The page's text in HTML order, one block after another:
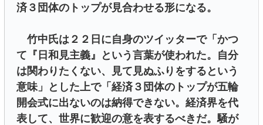
済３団体のトップが見合わせる形になる。
竹中氏は２２日に自身のツイッターで「かつ
て『日和見主義』という言葉が使われた。自分
は関わりたくない、見て見ぬふりをするという
意味」とした上で「経済３団体のトップが五輪
開会式に出ないのは納得できない。経済界を代
表して、世界に歓迎の意を表するべきだ。騒が